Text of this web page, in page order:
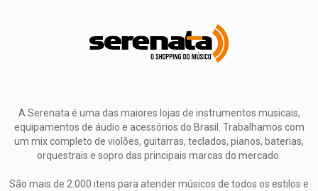
A Serenata é uma das maiores lojas de instrumentos musicais,
equipamentos de áudio e acessórios do Brasil. Trabalhamos com
um mix completo de violões, guitarras, teclados, pianos, baterias,
orquestrais e sopro das principais marcas do mercado.
São mais de 2.000 itens para atender músicos de todos os estilos e